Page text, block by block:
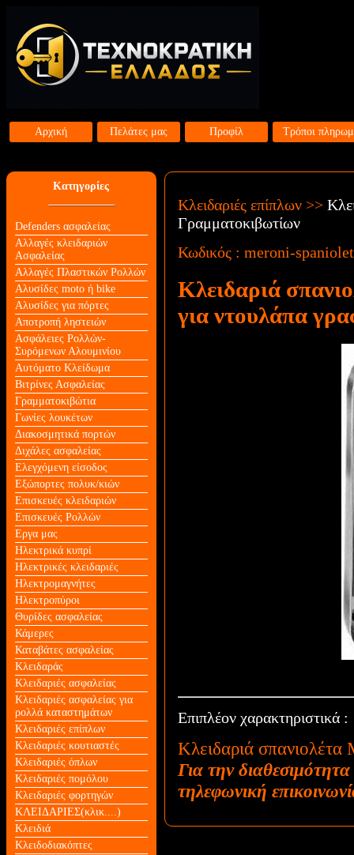
Αρχική Πελάτες μας Προφίλ Τρόποι
Κατηγορίες
Defenders ασφαλείας
Αλλαγές κλειδαριών
Aσφαλείας
Αλλαγές Πλαστικών Ρολλών
Αλυσίδες moto ή bike
Αλυσίδες για πόρτες
Αποτροπή ληστειών
Ασφάλειες Ρολλών-
Συρόμενων Αλουμινίου
Αυτόματο Κλείδωμα
Βιτρίνες Ασφαλείας
Γραμματοκιβώτια
Γωνίες λουκέτων
Διακοσμητικά πορτών
Διχάλες ασφαλείας
Ελεγχόμενη είσοδος
Εξώπορτες πολυκ/κιών
Επισκευές κλειδαριών
Επισκευές Ρολλών
Εργα μας
Ηλεκτρικά κυπρί
Ηλεκτρικές κλειδαριές
Ηλεκτρομαγνήτες
Ηλεκτροπύροι
Θυρίδες ασφαλείας
Κάμερες
Καταβάτες ασφαλείας
Κλειδαράς
Κλειδαριές ασφαλείας
Κλειδαριές ασφαλείας για
ρολλά καταστημάτων
Κλειδαριές επίπλων
Κλειδαριές κουτιαστές
Κλειδαριές όπλων
Κλειδαριές πομόλου
Κλειδαριές φορτηγών
ΚΛΕΙΔΑΡΙΕΣ(κλικ....)
Κλειδιά
Κλειδοδιακόπτες
Κλειδαριές επίπλων >>
Γραμματοκιβωτίων
Κωδικός : meroni-
Κλειδαριά
για ντουλάπα
Επιπλέον χαρακτηριστικά :
Κλειδαριά
Για την
τηλεφωνική